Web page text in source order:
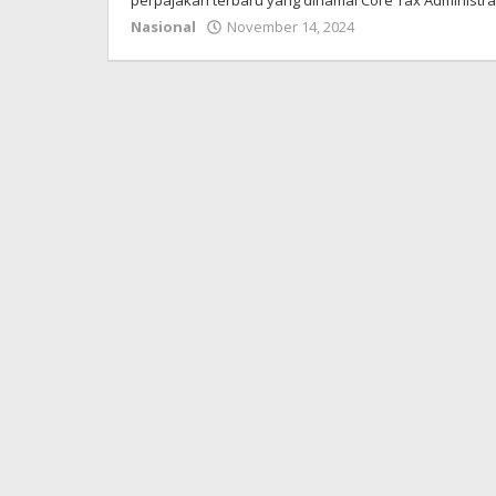
Nasional
November 14, 2024